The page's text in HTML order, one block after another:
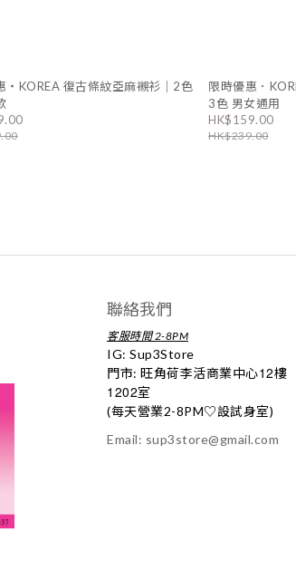
・KOREA 復古條紋亞麻襯衫｜2色
限時優惠．
3色 男女通用
HK$159.00
HK$239.00
聯絡我們
客服時間 2-8PM
IG: Sup3Store
門市: 旺角荷李活商業中心12樓
1202室
(每天營業2-8PM♡設試身室)
Email: sup3store@gmail.com